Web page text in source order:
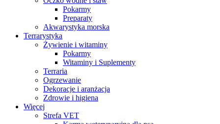
Pokarmy
Preparaty
Akwarystyka morska
Terrarystyka
Żywienie i witaminy
Pokarmy
Witaminy i Suplementy
Terraria
Ogrzewanie
Dekoracje i aranżacja
Zdrowie i higiena
Więcej
Strefa VET